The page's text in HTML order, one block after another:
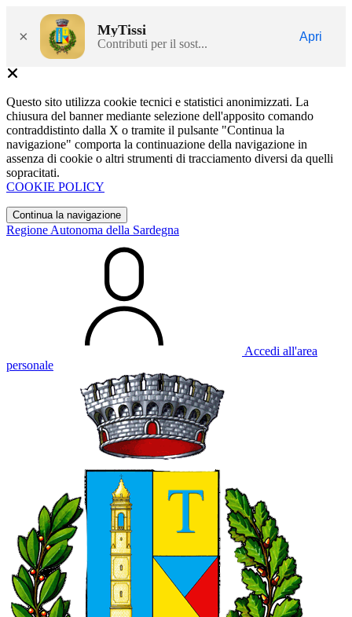
× MyTissi
Contributi per il sost...
Apri
Questo sito utilizza cookie tecnici e statistici anonimizzati. La
chiusura del banner mediante selezione dell'apposito comando
contraddistinto dalla X o tramite il pulsante "Continua la
navigazione" comporta la continuazione della navigazione in
assenza di cookie o altri strumenti di tracciamento diversi da quelli
sopracitati.
COOKIE POLICY
Continua la navigazione
Regione Autonoma della Sardegna
Accedi all'area
personale